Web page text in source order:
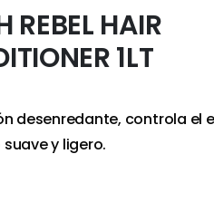
REBEL HAIR
1LT
desenredante, controla el
y ligero.